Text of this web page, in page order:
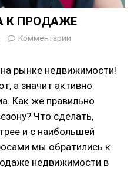
К ПРОДАЖЕ
Комментарии
рынке недвижимости!
а значит активно
Как же правильно
Что сделать,
и с наибольшей
мы обратились к
недвижимости в